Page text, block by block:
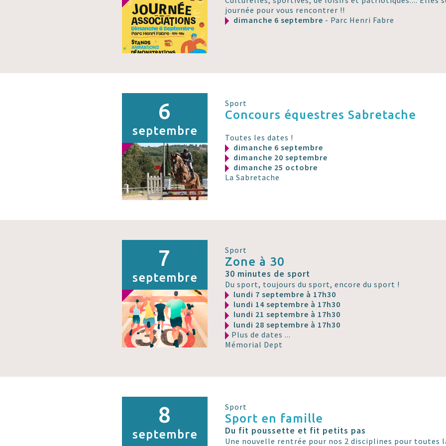
journée pour vous rencontrer !!
dimanche 6 septembre - Parc Henri Fabre
6
septembre
Sport
Concours équestres Sabretache
Toutes les dates !
dimanche 6 septembre
dimanche 20 septembre
dimanche 25 octobre
La Sabretache
7
septembre
Sport
Zone à 30
30 minutes de sport
Du sport, toujours du sport, encore du sport !
lundi 7 septembre à 17h30
lundi 14 septembre à 17h30
lundi 21 septembre à 17h30
lundi 28 septembre à 17h30
Plus de dates ...
Mémorial Dept
8
septembre
Sport
Sport en famille
Du fit poussette et fit petits pas
Une nouvelle rentrée pour nos 2 disciplines pour toutes